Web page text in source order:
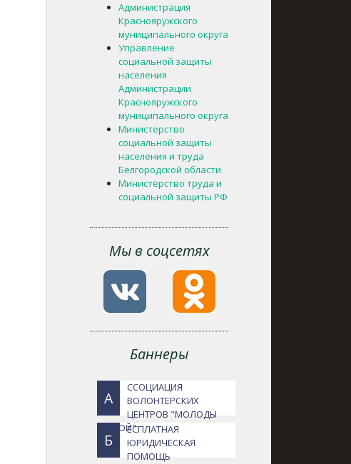
Администрация
Краснояружского
муниципального округа
Управление
социальной защиты
населения
Администрации
Краснояружского
муниципального округа
Министерство
социальной защиты
населения и труда
Белгородской области
Министерство труда и
социальной защиты РФ
Мы в соцсетях
Баннеры
А
ССОЦИАЦИЯ
ВОЛОНТЕРСКИХ
ЦЕНТРОВ "МОЛОДЫ
ДУШОЙ"
Б
ЕСПЛАТНАЯ
ЮРИДИЧЕСКАЯ
ПОМОЩЬ